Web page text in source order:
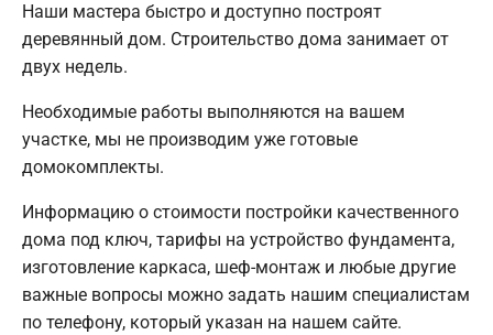
Наши мастера быстро и доступно построят
деревянный дом. Строительство дома занимает от
двух недель.
Необходимые работы выполняются на вашем
участке, мы не производим уже готовые
домокомплекты.
Информацию о стоимости постройки качественного
дома под ключ, тарифы на устройство фундамента,
изготовление каркаса, шеф-монтаж и любые другие
важные вопросы можно задать нашим специалистам
по телефону, который указан на нашем сайте.